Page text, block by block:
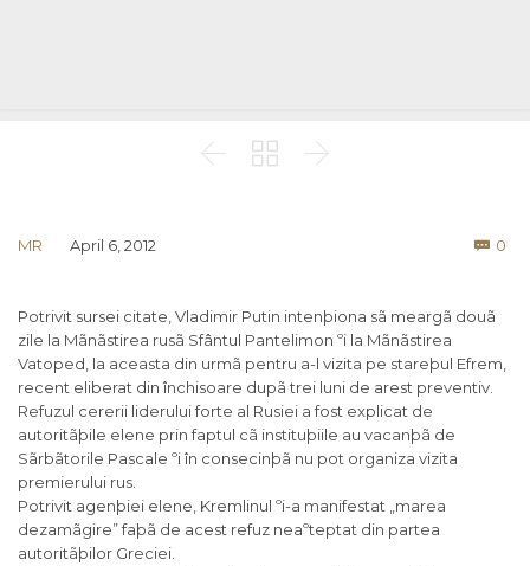
  
MR April 6, 2012  0
Potrivit sursei citate, Vladimir Putin intenþiona sã meargã douã
zile la Mãnãstirea rusã Sfântul Pantelimon ºi la Mãnãstirea
Vatoped, la aceasta din urmã pentru a-l vizita pe stareþul Efrem,
recent eliberat din închisoare dupã trei luni de arest preventiv.
Refuzul cererii liderului forte al Rusiei a fost explicat de
autoritãþile elene prin faptul cã instituþiile au vacanþã de
Sãrbãtorile Pascale ºi în consecinþã nu pot organiza vizita
premierului rus.
Potrivit agenþiei elene, Kremlinul ºi-a manifestat „marea
dezamãgire” faþã de acest refuz neaºteptat din partea
autoritãþilor Greciei.